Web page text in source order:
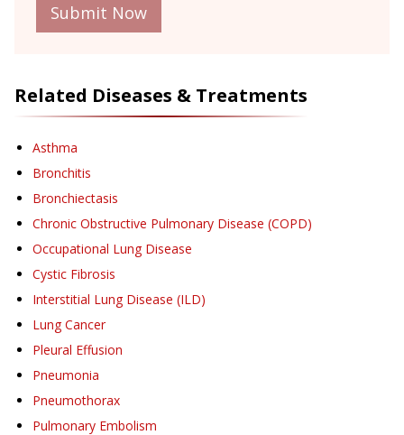
Submit Now
Related Diseases & Treatments
Asthma
Bronchitis
Bronchiectasis
Chronic Obstructive Pulmonary Disease (COPD)
Occupational Lung Disease
Cystic Fibrosis
Interstitial Lung Disease (ILD)
Lung Cancer
Pleural Effusion
Pneumonia
Pneumothorax
Pulmonary Embolism